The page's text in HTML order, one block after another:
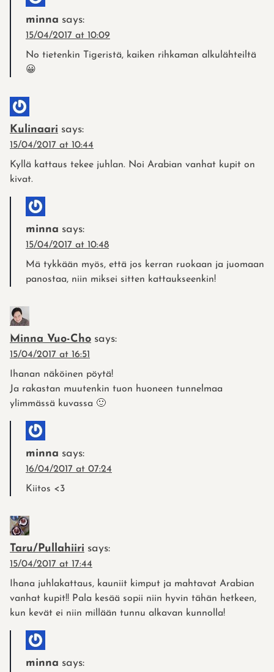
minna says:
15/04/2017 at 10:09
No tietenkin Tigeristä, kaiken rihkaman alkulähteiltä
😀
Kulinaari says:
15/04/2017 at 10:44
Kyllä kattaus tekee juhlan. Noi Arabian vanhat kupit on
kivat.
minna says:
15/04/2017 at 10:48
Mä tykkään myös, että jos kerran ruokaan ja juomaan
panostaa, niin miksei sitten kattaukseenkin!
Minna Vuo-Cho says:
15/04/2017 at 16:51
Ihanan näköinen pöytä!
Ja rakastan muutenkin tuon huoneen tunnelmaa
ylimmässä kuvassa 🙂
minna says:
16/04/2017 at 07:24
Kiitos <3
Taru/Pullahiiri says:
15/04/2017 at 17:44
Ihana juhlakattaus, kauniit kimput ja mahtavat Arabian
vanhat kupit!! Pala kesää sopii niin hyvin tähän hetkeen,
kun kevät ei niin millään tunnu alkavan kunnolla!
minna says: